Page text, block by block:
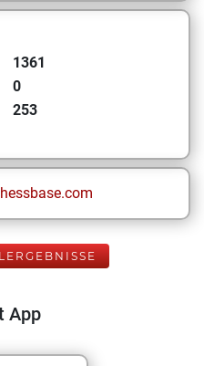
1361
0
253
App